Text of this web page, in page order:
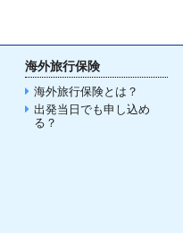
海外旅行保険
海外旅行保険とは？
出発当日でも申し込め
る？